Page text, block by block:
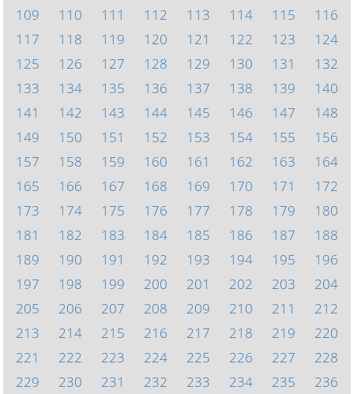
109
110 111 112 113 114 115
116
117
118 119 120 121 122 123
124
125
126 127 128 129 130 131
132
133
134 135 136 137 138 139
140
141
142 143 144 145 146 147
148
149
150 151 152 153 154 155
156
157
158 159 160 161 162 163
164
165
166 167 168 169 170 171
172
173
174 175 176 177 178 179
180
181
182 183 184 185 186 187
188
189
190 191 192 193 194 195
196
197
198 199 200 201 202 203
204
205
206 207 208 209 210 211
212
213
214 215 216 217 218 219
220
221
222 223 224 225 226 227
228
229
230 231 232 233 234 235
236